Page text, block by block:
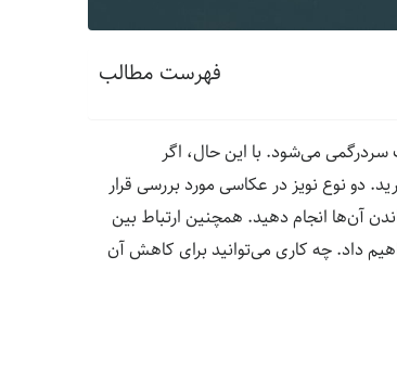
فهرست مطالب
می‌شود. با این حال، اگر
دو نوع نویز در عکاسی مورد بررسی قرار
آن‌ها انجام دهید. همچنین ارتباط بین
داد. چه کاری می‌توانید برای کاهش آن